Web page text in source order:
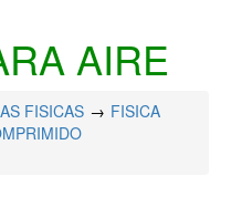
AIRE
FISICAS
FISICA